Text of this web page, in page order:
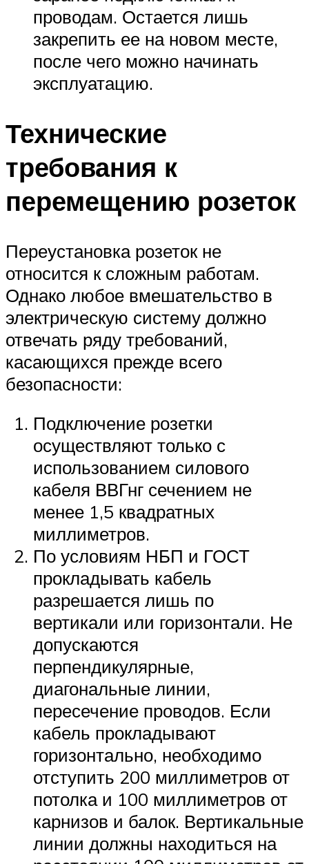
проводам. Остается лишь
закрепить ее на новом месте,
после чего можно начинать
эксплуатацию.
Технические
требования к
перемещению розеток
Переустановка розеток не
относится к сложным работам.
Однако любое вмешательство в
электрическую систему должно
отвечать ряду требований,
касающихся прежде всего
безопасности:
Подключение розетки
осуществляют только с
использованием силового
кабеля ВВГнг сечением не
менее 1,5 квадратных
миллиметров.
По условиям НБП и ГОСТ
прокладывать кабель
разрешается лишь по
вертикали или горизонтали. Не
допускаются
перпендикулярные,
диагональные линии,
пересечение проводов. Если
кабель прокладывают
горизонтально, необходимо
отступить 200 миллиметров от
потолка и 100 миллиметров от
карнизов и балок. Вертикальные
линии должны находиться на